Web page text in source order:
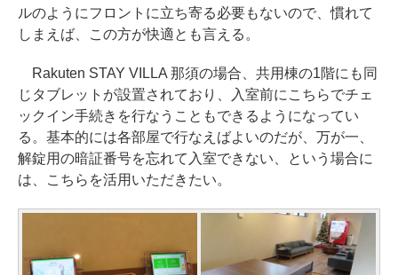
ルのようにフロントに立ち寄る必要もないので、慣れて
しまえば、この方が快適とも言える。
Rakuten STAY VILLA 那須の場合、共用棟の1階にも同
じタブレットが設置されており、入室前にこちらでチェ
ックイン手続きを行なうこともできるようになってい
る。基本的には各部屋で行なえばよいのだが、万が一、
解錠用の暗証番号を忘れて入室できない、という場合に
は、こちらを活用いただきたい。